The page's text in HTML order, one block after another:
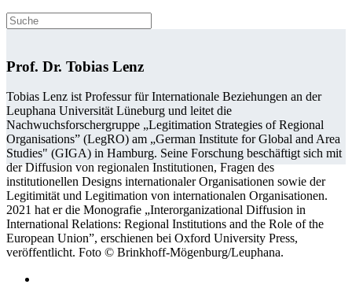
Prof. Dr. Tobias Lenz
Tobias Lenz ist Professur für Internationale Beziehungen an der
Leuphana Universität Lüneburg und leitet die
Nachwuchsforschergruppe „Legitimation Strategies of Regional
Organisations” (LegRO) am „German Institute for Global and Area
Studies" (GIGA) in Hamburg. Seine Forschung beschäftigt sich mit
der Diffusion von regionalen Institutionen, Fragen des
institutionellen Designs internationaler Organisationen sowie der
Legitimität und Legitimation von internationalen Organisationen.
2021 hat er die Monografie „Interorganizational Diffusion in
International Relations: Regional Institutions and the Role of the
European Union”, erschienen bei Oxford University Press,
veröffentlicht. Foto © Brinkhoff-Mögenburg/Leuphana.